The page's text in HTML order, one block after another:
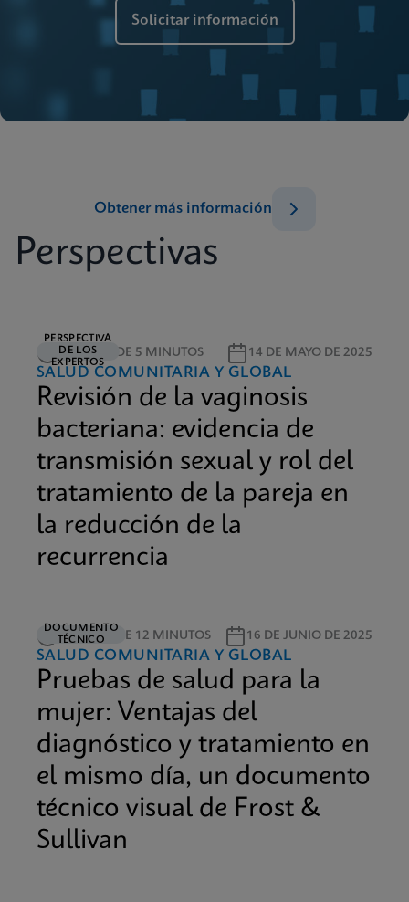
Solicitar información
Perspectivas
Obtener más información
PERSPECTIVA
DE LOS
EXPERTOS
LECTURA DE 5 MINUTOS 14 DE MAYO DE 2025
SALUD COMUNITARIA Y GLOBAL
Revisión de la vaginosis
bacteriana: evidencia de
transmisión sexual y rol del
tratamiento de la pareja en
la reducción de la
recurrencia
DOCUMENTO
TÉCNICO
LECTURA DE 12 MINUTOS 16 DE JUNIO DE 2025
SALUD COMUNITARIA Y GLOBAL
Pruebas de salud para la
mujer: Ventajas del
diagnóstico y tratamiento en
el mismo día, un documento
técnico visual de Frost &
Sullivan